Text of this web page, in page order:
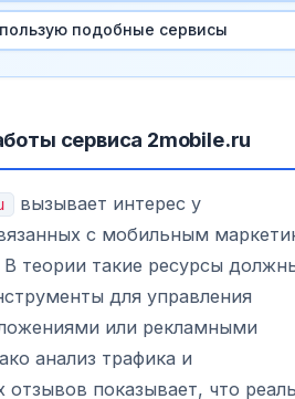
подобные сервисы
сервиса 2mobile.ru
вызывает интерес у
с мобильным
теории такие ресурсы
для управления
или рекламными
анализ трафика и
отзывов показывает, что